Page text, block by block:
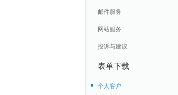
邮件服务
网站服务
投诉与建议
表单下载
个人客户